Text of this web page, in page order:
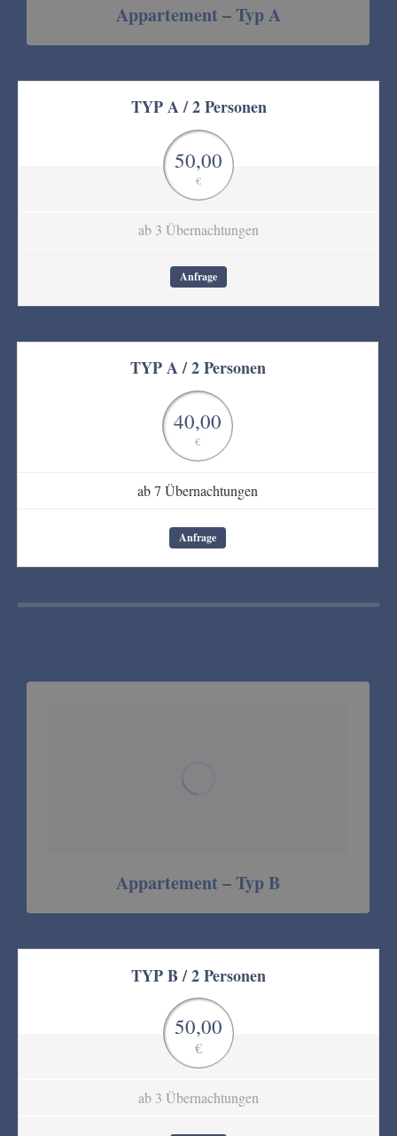
Appartement – Typ A
TYP A / 2 Personen
50,00
€
ab 3 Übernachtungen
Anfrage
TYP A / 2 Personen
40,00
€
ab 7 Übernachtungen
Anfrage
Appartement – Typ B
TYP B / 2 Personen
50,00
€
ab 3 Übernachtungen